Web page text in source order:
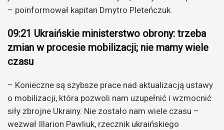
– poinformował kapitan Dmytro Pleteńczuk.
09:21 Ukraińskie ministerstwo obrony: trzeba
zmian w procesie mobilizacji; nie mamy wiele
czasu
– Konieczne są szybsze prace nad aktualizacją ustawy
o mobilizacji, która pozwoli nam uzupełnić i wzmocnić
siły zbrojne Ukrainy. Nie zostało nam wiele czasu –
wezwał Illarion Pawliuk, rzecznik ukraińskiego